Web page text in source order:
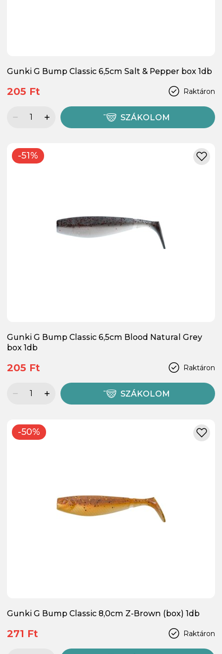
Gunki G Bump Classic 6,5cm Salt & Pepper box 1db
Raktáron
205 Ft
SZÁKOLOM
-51%
Gunki G Bump Classic 6,5cm Blood Natural Grey
box 1db
Raktáron
205 Ft
SZÁKOLOM
-50%
Gunki G Bump Classic 8,0cm Z-Brown (box) 1db
Raktáron
271 Ft